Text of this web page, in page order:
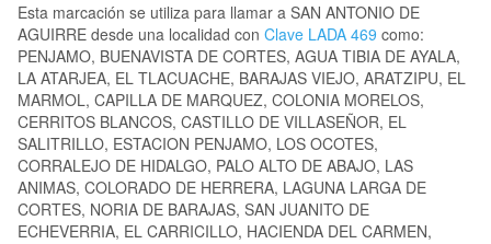
Esta marcación se utiliza para llamar a SAN ANTONIO DE
AGUIRRE desde una localidad con Clave LADA 469 como:
PENJAMO, BUENAVISTA DE CORTES, AGUA TIBIA DE AYALA,
LA ATARJEA, EL TLACUACHE, BARAJAS VIEJO, ARATZIPU, EL
MARMOL, CAPILLA DE MARQUEZ, COLONIA MORELOS,
CERRITOS BLANCOS, CASTILLO DE VILLASEÑOR, EL
SALITRILLO, ESTACION PENJAMO, LOS OCOTES,
CORRALEJO DE HIDALGO, PALO ALTO DE ABAJO, LAS
ANIMAS, COLORADO DE HERRERA, LAGUNA LARGA DE
CORTES, NORIA DE BARAJAS, SAN JUANITO DE
ECHEVERRIA, EL CARRICILLO, HACIENDA DEL CARMEN,